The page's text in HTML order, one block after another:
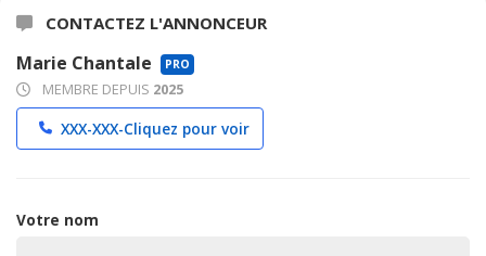
CONTACTEZ L'ANNONCEUR
Marie Chantale PRO
MEMBRE DEPUIS 2025
XXX-XXX-Cliquez pour voir
Votre nom